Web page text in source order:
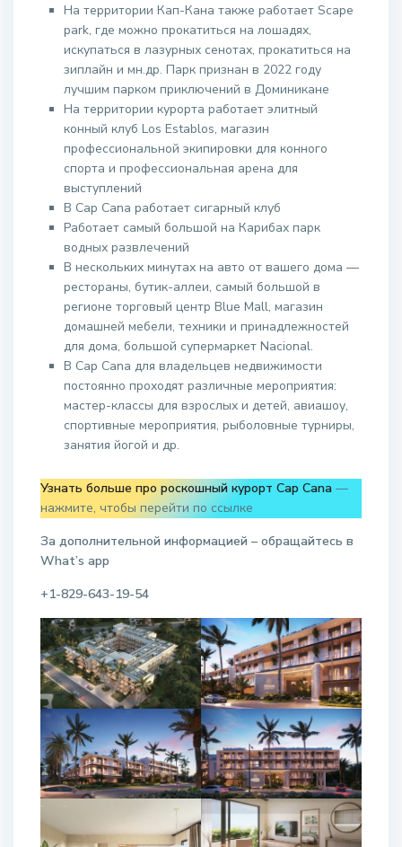
На территории Кап-Кана также работает Scape
park, где можно прокатиться на лошадях,
искупаться в лазурных сенотах, прокатиться на
зиплайн и мн.др. Парк признан в 2022 году
лучшим парком приключений в Доминикане
На территории курорта работает элитный
конный клуб Los Establos, магазин
профессиональной экипировки для конного
спорта и профессиональная арена для
выступлений
В Cap Cana работает сигарный клуб
Работает самый большой на Карибах парк
водных развлечений
В нескольких минутах на авто от вашего дома —
рестораны, бутик-аллеи, самый большой в
регионе торговый центр Blue Mall, магазин
домашней мебели, техники и принадлежностей
для дома, большой супермаркет Nacional.
В Cap Cana для владельцев недвижимости
постоянно проходят различные мероприятия:
мастер-классы для взрослых и детей, авиашоу,
спортивные мероприятия, рыболовные турниры,
занятия йогой и др.
Узнать больше про роскошный курорт Cap Cana —
нажмите, чтобы перейти по ссылке
За дополнительной информацией – обращайтесь в
What’s app
+1-829-643-19-54